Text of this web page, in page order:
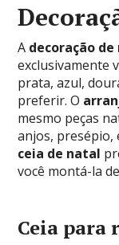
A decoração
exclusivamente
prata, azul,
preferir. O
mesmo peças
anjos, presépio,
ceia de natal
você montá-la
Ceia para